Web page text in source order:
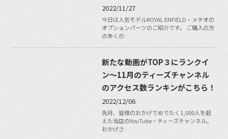
2022/11/27
今日は人気モデルROYAL ENFIELD・メテオの
オプションパーツのご紹介です。 ご購入の方
の多くの…
新たな動画がTOP３にランクイ
ン〜11月のティーズチャンネル
のアクセス数ランキンがこちら！
2022/12/06
先月、皆様のおかげでめでたく1,000人を超
えた当店のYouTube・ティーズチャンネル。
おかげさ…